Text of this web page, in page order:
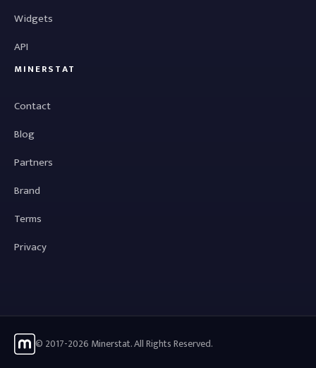
Widgets
API
MINERSTAT
Contact
Blog
Partners
Brand
Terms
Privacy
© 2017-2026 Minerstat. All Rights Reserved.